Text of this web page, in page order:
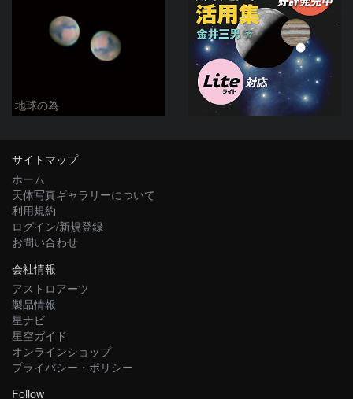
地球の為
サイトマップ
ホーム
天体写真ギャラリーについて
利用規約
ログイン/新規登録
お問い合わせ
会社情報
アストロアーツ
製品情報
星ナビ
星空ガイド
オンラインショップ
プライバシー・ポリシー
Follow